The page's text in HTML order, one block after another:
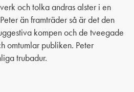
och tolka andras alster i en
än framträder så är det den
kompen och de tveegade
omtumlar publiken. Peter
trubadur.